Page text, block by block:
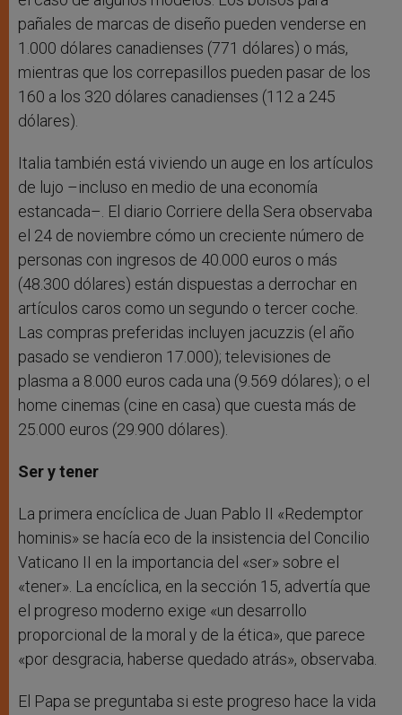
pañales de marcas de diseño pueden venderse en
1.000 dólares canadienses (771 dólares) o más,
mientras que los correpasillos pueden pasar de los
160 a los 320 dólares canadienses (112 a 245
dólares).
Italia también está viviendo un auge en los artículos
de lujo –incluso en medio de una economía
estancada–. El diario Corriere della Sera observaba
el 24 de noviembre cómo un creciente número de
personas con ingresos de 40.000 euros o más
(48.300 dólares) están dispuestas a derrochar en
artículos caros como un segundo o tercer coche.
Las compras preferidas incluyen jacuzzis (el año
pasado se vendieron 17.000); televisiones de
plasma a 8.000 euros cada una (9.569 dólares); o el
home cinemas (cine en casa) que cuesta más de
25.000 euros (29.900 dólares).
Ser y tener
La primera encíclica de Juan Pablo II «Redemptor
hominis» se hacía eco de la insistencia del Concilio
Vaticano II en la importancia del «ser» sobre el
«tener». La encíclica, en la sección 15, advertía que
el progreso moderno exige «un desarrollo
proporcional de la moral y de la ética», que parece
«por desgracia, haberse quedado atrás», observaba.
El Papa se preguntaba si este progreso hace la vida